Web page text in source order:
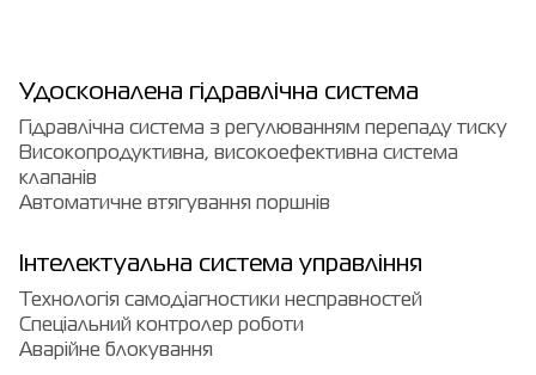
Удосконалена гідравлічна система
Гідравлічна система з регулюванням перепаду тиску
Високопродуктивна, високоефективна система
клапанів
Автоматичне втягування поршнів
Інтелектуальна система управління
Технологія самодіагностики несправностей
Спеціальний контролер роботи
Аварійне блокування